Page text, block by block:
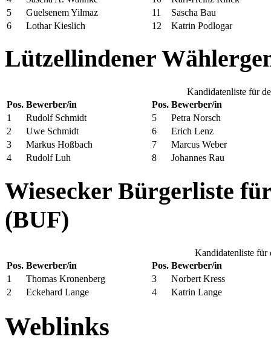
5
Guelsenem Yilmaz 11
Sascha Bau
6
Lothar Kieslich 12 Katrin Podlogar
Lützellindener
Kandidatenliste für
Pos. Bewerber/in Pos. Bewerber/in
1
Rudolf Schmidt 5
Petra Norsch
2
Uwe Schmidt 6
Erich Lenz
3
Markus Hoßbach 7
Marcus Weber
4
Rudolf Luh 8 Johannes Rau
Wiesecker Bürgerliste
(BUF)
Kandidatenliste für
Pos. Bewerber/in Pos. Bewerber/in
1
Thomas Kronenberg 3
Norbert Kress
2
Eckehard Lange 4 Katrin Lange
Weblinks